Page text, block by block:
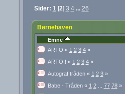
Sider: 1 [2] 3 4 ... 26
Børnehaven
Emne
ARTO « 1 2 3 4»
ARTO ! « 1 2 3 4»
Autograf tråden « 1 2 3»
Babe - Tråden « 1 2... 77 78»